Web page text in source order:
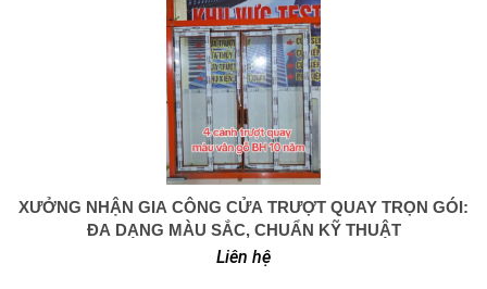
0938 414 005
XƯỞNG NHẬN GIA CÔNG CỬA TRƯỢT QUAY TRỌN GÓI:
ĐA DẠNG MÀU SẮC, CHUẨN KỸ THUẬT
Liên hệ